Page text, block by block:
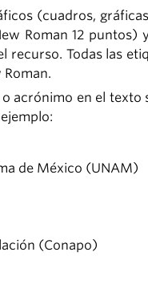
(cuadros,
Roman 12
recurso. Todas las
acrónimo en el
de México (UNAM)
(Conapo)